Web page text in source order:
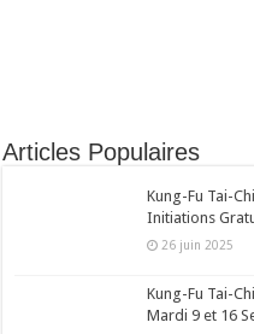
Articles Populaires
Kung-Fu Tai-
Initiations
26 juin 2025
Kung-Fu Tai-
Mardi 9 et 16